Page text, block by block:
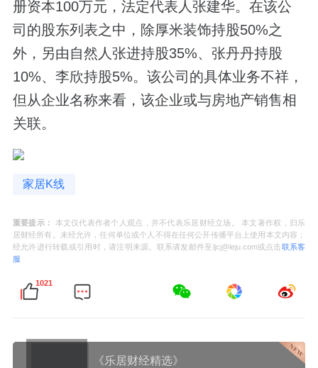
册资本100万元，法定代表人张建华。在该公
司的股东列表之中，除厚米装饰持股50%之
外，另由自然人张进持股35%、张丹丹持股
10%、李欣持股5%。该公司的具体业务不祥，
但从企业名称来看，该企业或与房地产销售相
关联。
家居K线
重要提示：
本文仅代表作者个人观点，并不代表乐居财经立场。 本文著作权，归乐
居财经所有。未经允许，任何单位或个人不得在任何公开传播平台上使用本文内容；
经允许进行转载或引用时，请注明来源。联系请发邮件至ljcj@leju.com或点击联系客
服
1021
《乐居财经精选》